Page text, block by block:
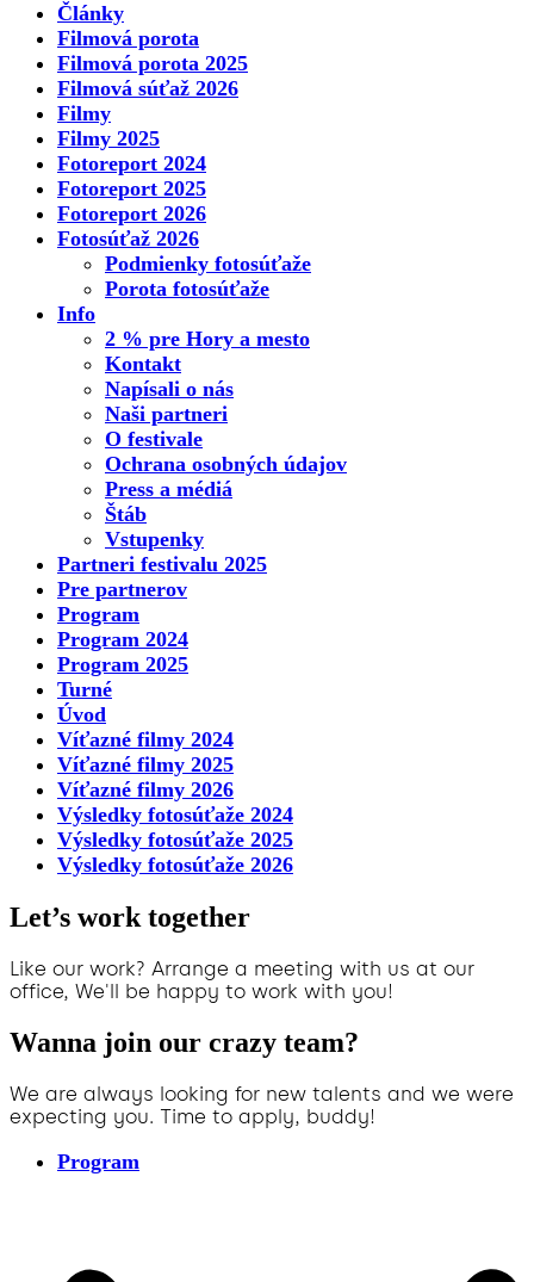
Články
Filmová porota
Filmová porota 2025
Filmová súťaž 2026
Filmy
Filmy 2025
Fotoreport 2024
Fotoreport 2025
Fotoreport 2026
Fotosúťaž 2026
Podmienky fotosúťaže
Porota fotosúťaže
Info
2 % pre Hory a mesto
Kontakt
Napísali o nás
Naši partneri
O festivale
Ochrana osobných údajov
Press a médiá
Štáb
Vstupenky
Partneri festivalu 2025
Pre partnerov
Program
Program 2024
Program 2025
Turné
Úvod
Víťazné filmy 2024
Víťazné filmy 2025
Víťazné filmy 2026
Výsledky fotosúťaže 2024
Výsledky fotosúťaže 2025
Výsledky fotosúťaže 2026
Let’s work together
Like our work? Arrange a meeting with us at our
office, We'll be happy to work with you!
Wanna join our crazy team?
We are always looking for new talents and we were
expecting you. Time to apply, buddy!
Program